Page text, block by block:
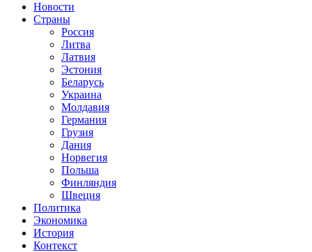
Новости
Страны
Россия
Литва
Латвия
Эстония
Беларусь
Украина
Молдавия
Германия
Грузия
Дания
Норвегия
Польша
Финляндия
Швеция
Политика
Экономика
История
Контекст